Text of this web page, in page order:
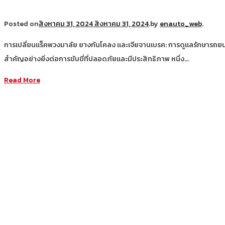
Posted onสิงหาคม 31, 2024สิงหาคม 31, 2024.by enauto_web.
การเปลี่ยนแร็คพวงมาลัย ยางกันโคลง และเจียจานเบรค: การดูแลรักษา
สำคัญอย่างยิ่งต่อการขับขี่ที่ปลอดภัยและมีประสิทธิภาพ หนึ่ง…
Read More